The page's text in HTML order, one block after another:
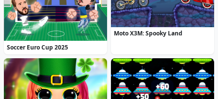
Soccer Euro Cup 2025
Moto X3M: Spooky Land